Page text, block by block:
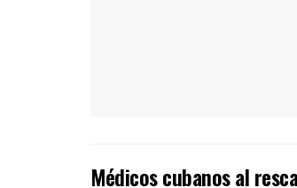
Médicos cubanos al